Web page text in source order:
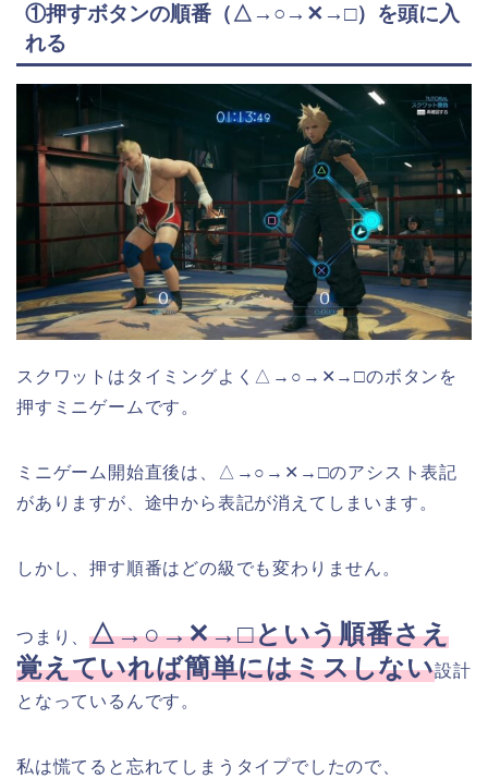
①押すボタンの順番（△→○→✕→□）を頭に入
れる
スクワットはタイミングよく△→○→✕→□のボタンを
押すミニゲームです。
ミニゲーム開始直後は、△→○→✕→□のアシスト表記
がありますが、途中から表記が消えてしまいます。
しかし、押す順番はどの級でも変わりません。
つまり、△→○→✕→□という順番さえ
覚えていれば簡単にはミスしない設計
となっているんです。
私は慌てると忘れてしまうタイプでしたので、